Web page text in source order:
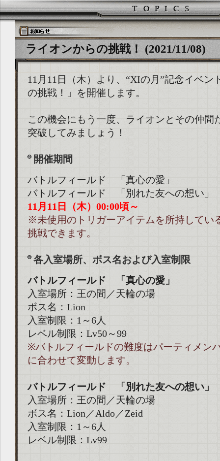
ライオンからの挑戦！ (2021/11/08)
11月11日（木）より、“XIの月”記念イベン
の挑戦！」を開催します。
この機会にもう一度、ライオンとその仲間
突破してみましょう！
開催期間
バトルフィールド 「真心の愛」
バトルフィールド 「別れた友への想い」
11月11日（木）00:00頃～
※未使用のトリガーアイテムを所持してい
挑戦できます。
各入室場所、ボス名および入室制限
バトルフィールド 「真心の愛」
入室場所：王の間／天輪の場
ボス名：Lion
入室制限：1～6人
レベル制限：Lv50～99
※バトルフィールドの難度はパーティメン
に合わせて変動します。
バトルフィールド 「別れた友への想い」
入室場所：王の間／天輪の場
ボス名：Lion／Aldo／Zeid
入室制限：1～6人
レベル制限：Lv99